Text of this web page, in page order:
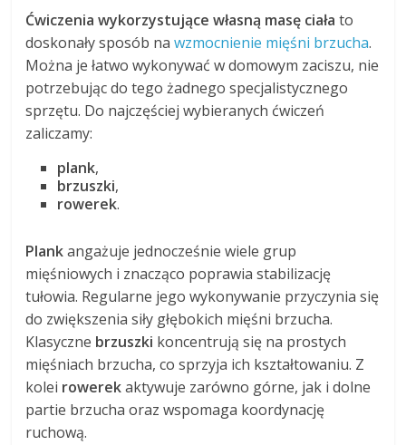
Ćwiczenia wykorzystujące własną masę ciała to
doskonały sposób nawzmocnienie mięśni brzucha.
Można je łatwo wykonywać w domowym zaciszu, nie
potrzebując do tego żadnego specjalistycznego
sprzętu. Do najczęściej wybieranych ćwiczeń
zaliczamy:
plank,
brzuszki,
rowerek.
Plankangażuje jednocześnie wiele grup
mięśniowych i znacząco poprawia stabilizację
tułowia. Regularne jego wykonywanie przyczynia się
do zwiększenia siły głębokich mięśni brzucha.
Klasyczne brzuszki koncentrują się na prostych
mięśniach brzucha, co sprzyja ich kształtowaniu. Z
kolei rowerekaktywuje zarówno górne, jak i dolne
partie brzucha oraz wspomaga koordynację
ruchową.